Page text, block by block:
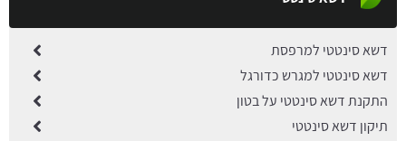
דשא סינטטי למרפסת
דשא סינטטי למגרש כדורגל
התקנת דשא סינטטי על בטון
תיקון דשא סינטטי